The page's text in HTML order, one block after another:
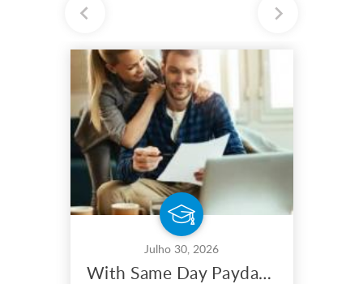
Julho 30, 2026
With Same Day Payday Loans, You May Maximize Your Earnings